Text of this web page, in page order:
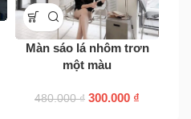
Màn sáo lá nhôm trơn
một màu
480.000₫ 300.000 ₫